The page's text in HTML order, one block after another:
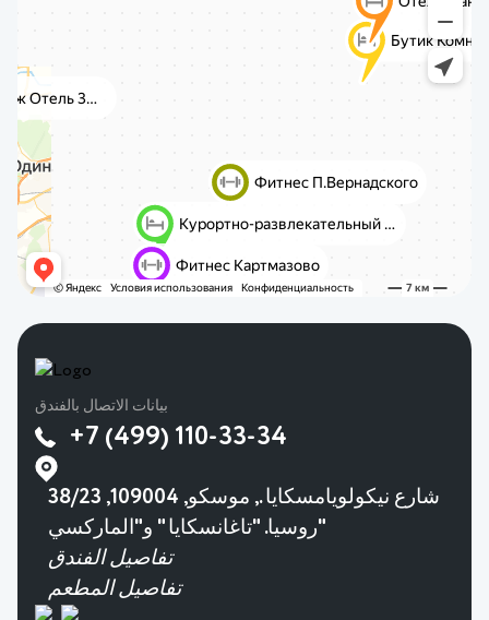
بيانات الاتصال بالفندق
+7 (499) 110-33-34
38/23 شارع نيكولويامسكايا., موسكو, 109004,
روسيا. "تاغانسكايا " و"الماركسي"
تفاصيل الفندق
تفاصيل المطعم